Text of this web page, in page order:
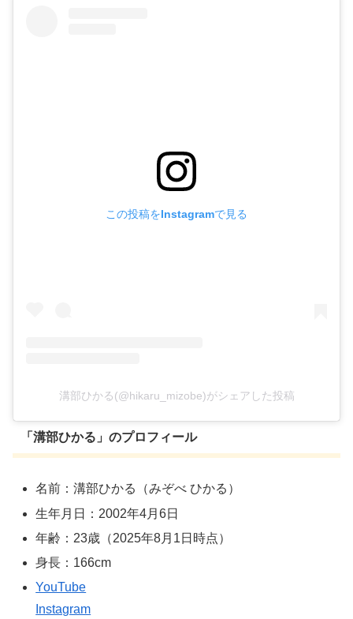
この投稿をInstagramで見る
溝部ひかる(@hikaru_mizobe)がシェアした投稿
「 溝部ひかる 」のプロフィール
名前：溝部ひかる（みぞべ ひかる）
生年月日：2002年4月6日
年齢：23歳（2025年8月1日時点）
身長：166cm
YouTube
Instagram